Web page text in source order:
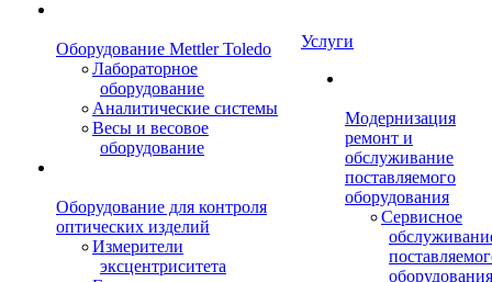
Оборудование Mettler Toledo
Лабораторное
оборудование
Аналитические системы
Весы и весовое
оборудование
Оборудование для контроля
оптических изделий
Измерители
эксцентриситета
Услуги
Модернизация
ремонт и
обслуживание
поставляемого
оборудования
Сервисное
оборудования